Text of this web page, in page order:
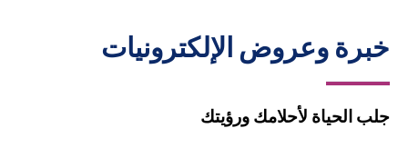
خبرة وعروض الإلكترونيات
جلب الحياة لأحلامك ورؤيتك